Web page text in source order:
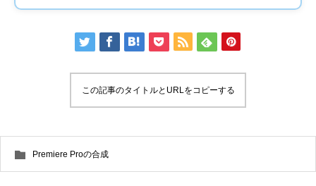
ら、クロマキー合成、...
この記事のタイトルとURLをコピーする
Premiere Proの合成